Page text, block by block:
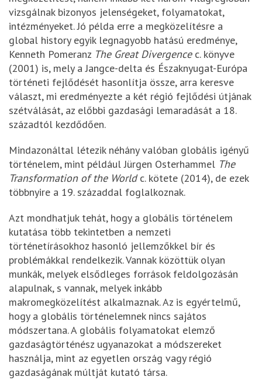
vizsgálnak bizonyos jelenségeket, folyamatokat,
intézményeket. Jó példa erre a megközelítésre a
global history egyik legnagyobb hatású eredménye,
Kenneth Pomeranz The Great Divergencec. könyve
(2001) is, mely a Jangce-delta és Északnyugat-Európa
történeti fejlődését hasonlítja össze, arra keresve
választ, mi eredményezte a két régió fejlődési útjának
szétválását, az előbbi gazdasági lemaradását a 18.
századtól kezdődően.
Mindazonáltal létezik néhány valóban globális igényű
történelem, mint például Jürgen Osterhammel The
Transformation of the Worldc. kötete (2014), de ezek
többnyire a 19. századdal foglalkoznak.
Azt mondhatjuk tehát, hogy a globális történelem
kutatása több tekintetben a nemzeti
történetírásokhoz hasonló jellemzőkkel bír és
problémákkal rendelkezik. Vannak közöttük olyan
munkák, melyek elsődleges források feldolgozásán
alapulnak, s vannak, melyek inkább
makromegközelítést alkalmaznak. Az is egyértelmű,
hogy a globális történelemnek nincs sajátos
módszertana. A globális folyamatokat elemző
gazdaságtörténész ugyanazokat a módszereket
használja, mint az egyetlen ország vagy régió
gazdaságának múltját kutató társa.